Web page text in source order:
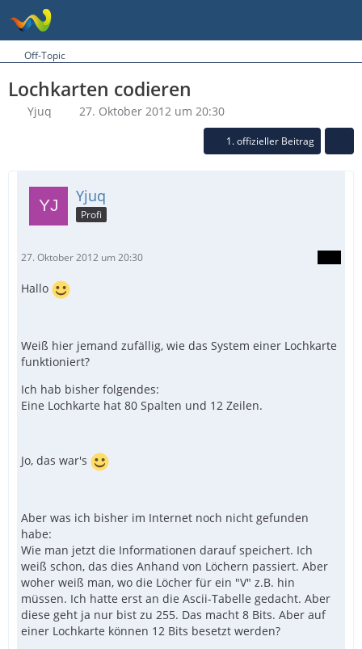
Off-Topic
Lochkarten codieren
Yjuq 27. Oktober 2012 um 20:30
1. offizieller Beitrag
Yjuq
Profi
27. Oktober 2012 um 20:30
Hallo
Weiß hier jemand zufällig, wie das System einer Lochkarte
funktioniert?
Ich hab bisher folgendes:
Eine Lochkarte hat 80 Spalten und 12 Zeilen.
Jo, das war's
Aber was ich bisher im Internet noch nicht gefunden
habe:
Wie man jetzt die Informationen darauf speichert. Ich
weiß schon, das dies Anhand von Löchern passiert. Aber
woher weiß man, wo die Löcher für ein "V" z.B. hin
müssen. Ich hatte erst an die Ascii-Tabelle gedacht. Aber
diese geht ja nur bist zu 255. Das macht 8 Bits. Aber auf
einer Lochkarte können 12 Bits besetzt werden?